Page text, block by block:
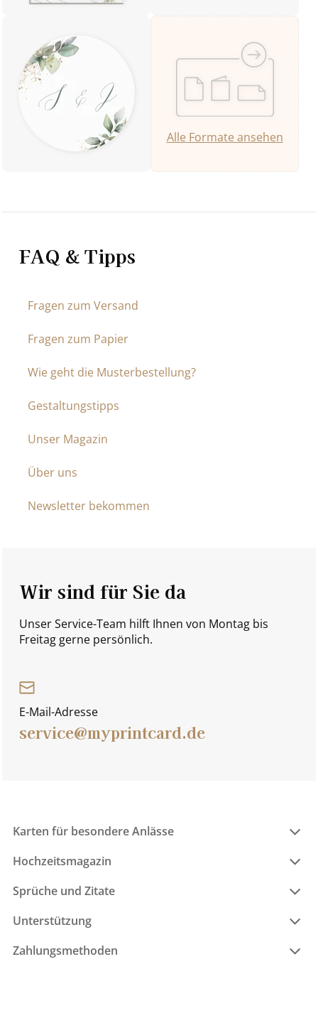
Alle Formate ansehen
FAQ & Tipps
Fragen zum Versand
Fragen zum Papier
Wie geht die Musterbestellung?
Gestaltungstipps
Unser Magazin
Über uns
Newsletter bekommen
Wir sind für Sie da
Unser Service-Team hilft Ihnen von Montag bis
Freitag gerne persönlich.
E-Mail-Adresse
service@myprintcard.de
Karten für besondere Anlässe
Hochzeitsmagazin
Sprüche und Zitate
Unterstützung
Zahlungsmethoden